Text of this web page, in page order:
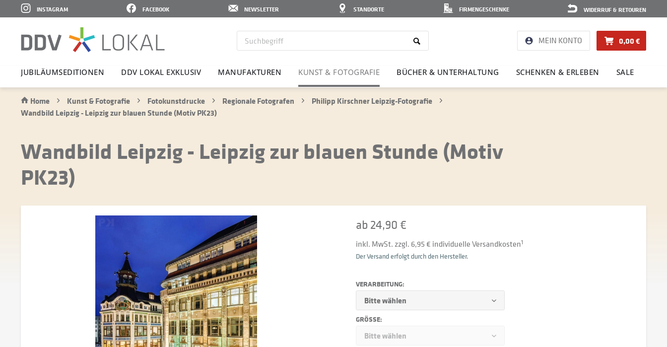
WIDERRUF & RETOUREN
FIRMENGESCHENKE
STANDORTE
NEWSLETTER
FACEBOOK
INSTAGRAM
MEIN KONTO 0,00 €
JUBI­LÄ­UMS­E­DI­TIONEN DDV LOKAL EXKLUSIV MANU­FAK­TUREN KUNST & FOTO­GRAFIE BÜCHER & UNTER­HAL­TUNG SCHENKEN & ERLEBEN SALE
Home Kunst & Fotografie Fotokunstdrucke Regionale Fotografen
Philipp Kirschner Leipzig-Fotografie
Wandbild Leipzig - Leipzig zur blauen Stunde (Motiv PK23)
Wandbild Leipzig - Leipzig zur blauen Stunde (Motiv
PK23)
ab 24,90 €
inkl. MwSt. zzgl. 6,95 € individuelle Versandkosten1
Der Versand erfolgt durch den Hersteller.
VERARBEITUNG:
GRÖSSE: